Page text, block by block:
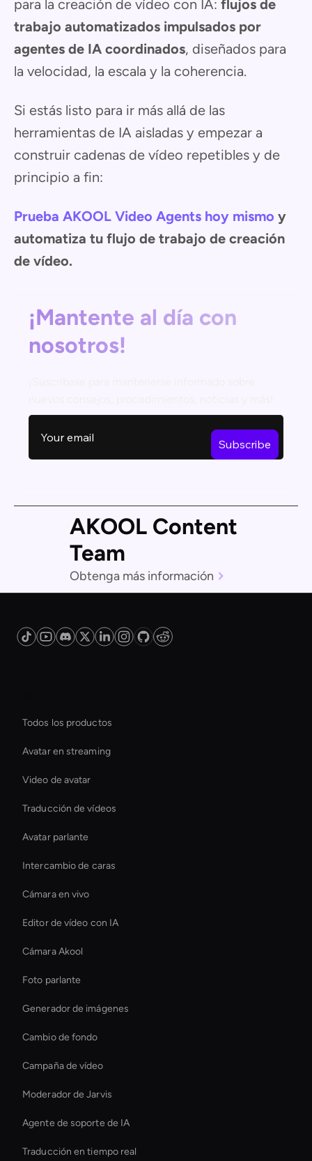
para la creación de vídeo con IA: flujos de
trabajo automatizados impulsados por
agentes de IA coordinados, diseñados para
la velocidad, la escala y la coherencia.
Si estás listo para ir más allá de las
herramientas de IA aisladas y empezar a
construir cadenas de vídeo repetibles y de
principio a fin:
Prueba AKOOL Video Agents hoy mismo y
automatiza tu flujo de trabajo de creación
de vídeo.
¡Mantente al día con
nosotros!
AKOOL Content
Team
Obtenga más información
Todos los productos
Avatar en streaming
Video de avatar
Traducción de vídeos
Avatar parlante
Intercambio de caras
Cámara en vivo
Editor de vídeo con IA
Cámara Akool
Foto parlante
Generador de imágenes
Cambio de fondo
Campaña de vídeo
Moderador de Jarvis
Agente de soporte de IA
Traducción en tiempo real